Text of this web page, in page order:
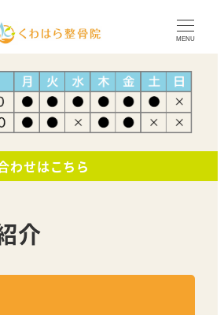
MENU
わせはこちら
介